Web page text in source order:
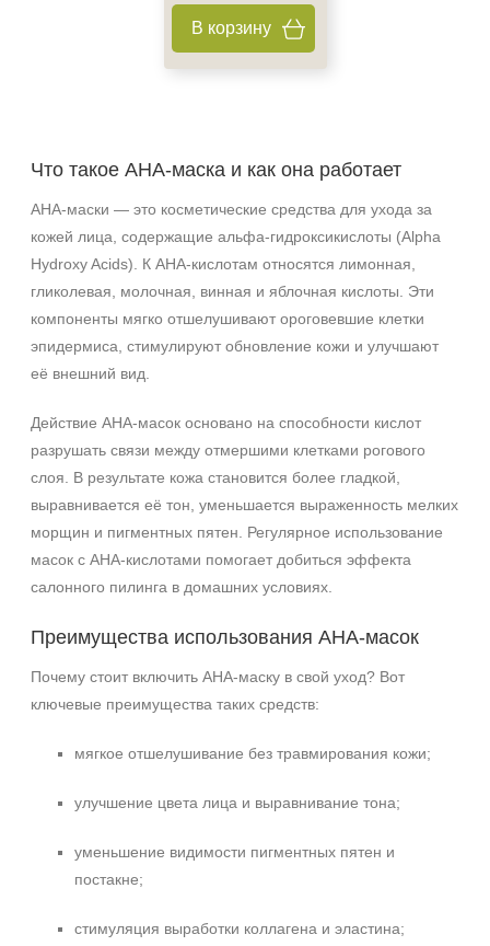
В корзину
Что такое AHA‑маска и как она работает
AHA‑маски — это косметические средства для ухода за
кожей лица, содержащие альфа‑гидроксикислоты (Alpha
Hydroxy Acids). К AHA‑кислотам относятся лимонная,
гликолевая, молочная, винная и яблочная кислоты. Эти
компоненты мягко отшелушивают ороговевшие клетки
эпидермиса, стимулируют обновление кожи и улучшают
её внешний вид.
Действие AHA‑масок основано на способности кислот
разрушать связи между отмершими клетками рогового
слоя. В результате кожа становится более гладкой,
выравнивается её тон, уменьшается выраженность мелких
морщин и пигментных пятен. Регулярное использование
масок с AHA‑кислотами помогает добиться эффекта
салонного пилинга в домашних условиях.
Преимущества использования AHA‑масок
Почему стоит включить AHA‑маску в свой уход? Вот
ключевые преимущества таких средств:
мягкое отшелушивание без травмирования кожи;
улучшение цвета лица и выравнивание тона;
уменьшение видимости пигментных пятен и
постакне;
стимуляция выработки коллагена и эластина;